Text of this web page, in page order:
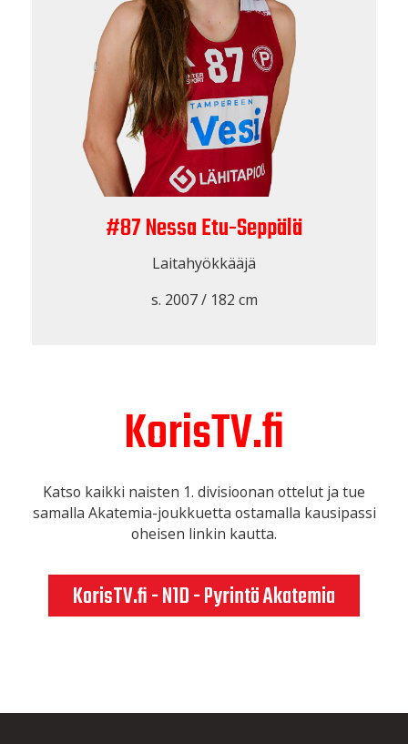
#87 Nessa Etu-Seppälä
Laitahyökkääjä
s. 2007 / 182 cm
KorisTV.fi
Katso kaikki naisten 1. divisioonan ottelut ja tue
samalla Akatemia-joukkuetta ostamalla kausipassi
oheisen linkin kautta.
KorisTV.fi - N1D - Pyrintö Akatemia